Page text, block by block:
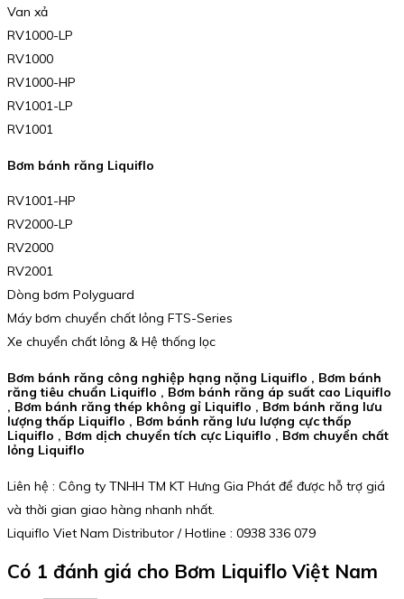
Van xả
RV1000-LP
RV1000
RV1000-HP
RV1001-LP
RV1001
Bơm bánh răng Liquiflo
RV1001-HP
RV2000-LP
RV2000
RV2001
Dòng bơm Polyguard
Máy bơm chuyển chất lỏng FTS-Series
Xe chuyển chất lỏng & Hệ thống lọc
Bơm bánh răng công nghiệp hạng nặng Liquiflo , Bơm bánh
răng tiêu chuẩn Liquiflo , Bơm bánh răng áp suất cao Liquiflo
, Bơm bánh răng thép không gỉ Liquiflo , Bơm bánh răng lưu
lượng thấp Liquiflo , Bơm bánh răng lưu lượng cực thấp
Liquiflo , Bơm dịch chuyển tích cực Liquiflo , Bơm chuyển chất
lỏng Liquiflo
Liên hệ : Công ty TNHH TM KT Hưng Gia Phát để được hỗ trợ giá
và thời gian giao hàng nhanh nhất.
Liquiflo Viet Nam Distributor / Hotline : 0938 336 079
Có 1 đánh giá cho Bơm Liquiflo Việt Nam